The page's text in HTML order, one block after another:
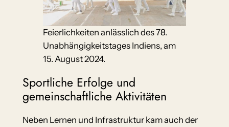
Feierlichkeiten anlässlich des 78.
Unabhängigkeitstages Indiens, am
15. August 2024.
Sportliche Erfolge und
gemeinschaftliche Aktivitäten
Neben Lernen und Infrastruktur kam auch der